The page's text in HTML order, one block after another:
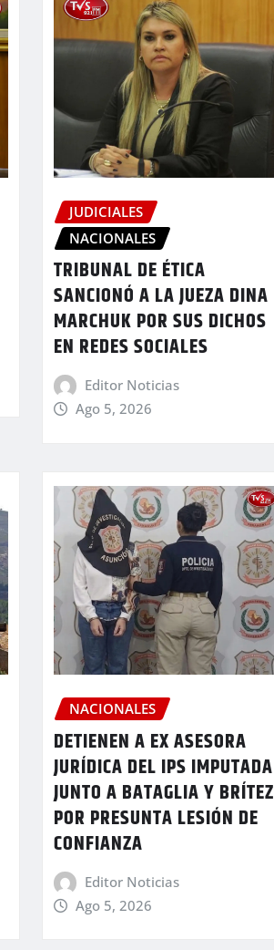
JUDICIALES
NACIONALES
TRIBUNAL DE ÉTICA
SANCIONÓ A LA JUEZA DINA
MARCHUK POR SUS DICHOS
EN REDES SOCIALES
Editor Noticias
Ago 5, 2026
NACIONALES
DETIENEN A EX ASESORA
JURÍDICA DEL IPS IMPUTADA
JUNTO A BATAGLIA Y BRÍTEZ
POR PRESUNTA LESIÓN DE
CONFIANZA
Editor Noticias
Ago 5, 2026